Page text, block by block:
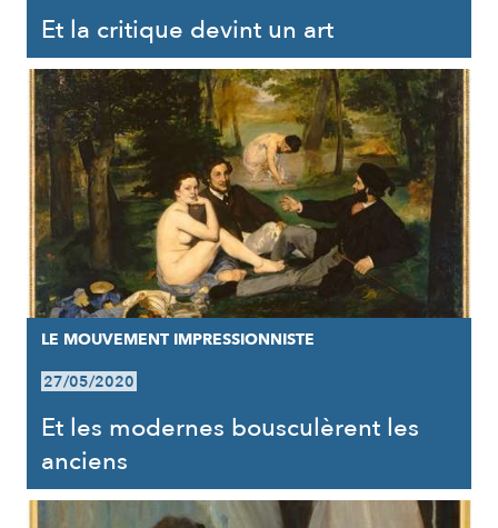
Et la critique devint un art
LE MOUVEMENT IMPRESSIONNISTE
27/05/2020
Et les modernes bousculèrent les
anciens